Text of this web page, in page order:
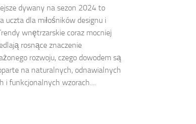
dywany na sezon 2024 to
uczta dla miłośników designu i
wnętrzarskie coraz mocniej
rosnące znaczenie
rozwoju, czego dowodem są
na naturalnych, odnawialnych
i funkcjonalnych wzorach....